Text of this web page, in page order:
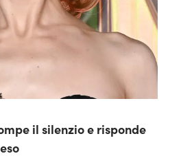
il silenzio e risponde